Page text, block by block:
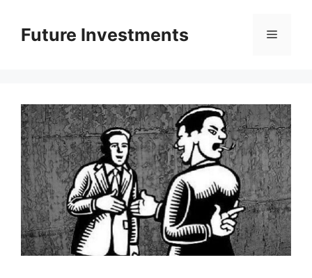
вмістуFuture Investments Меню